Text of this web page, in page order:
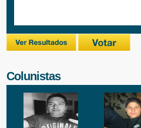
Colunistas